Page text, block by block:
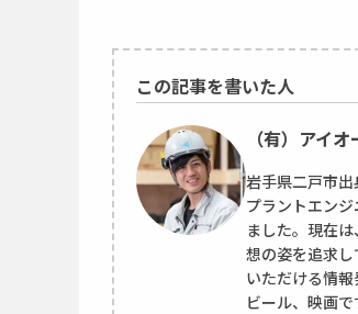
この記事を書いた人
（有）アイ
岩手県二戸市
プラントエン
ました。現在
想の姿を追求
いただける情
ビール、映画で